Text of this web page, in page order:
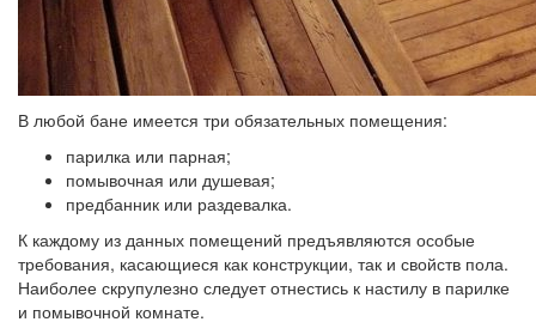
В любой бане имеется три обязательных помещения:
парилка или парная;
помывочная или душевая;
предбанник или раздевалка.
К каждому из данных помещений предъявляются особые
требования, касающиеся как конструкции, так и свойств пола.
Наиболее скрупулезно следует отнестись к настилу в парилке
и помывочной комнате.